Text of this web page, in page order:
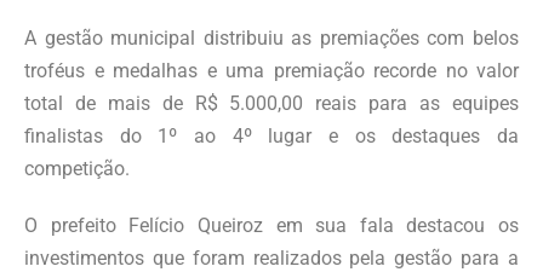
A gestão municipal distribuiu as premiações com belos
troféus e medalhas e uma premiação recorde no valor
total de mais de R$ 5.000,00 reais para as equipes
finalistas do 1º ao 4º lugar e os destaques da
competição.
O prefeito Felício Queiroz em sua fala destacou os
investimentos que foram realizados pela gestão para a